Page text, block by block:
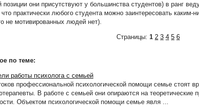
позиции они присутствуют у большинства студентов) в ранг
что практически любого студента можно заинтересовать
не мотивированных людей нет).
Страницы: 1 2 3 4 5 6
по теме:
работы психолога с семьей
профессиональной психологической помощи семье стоят
В работе с семьей они опираются на теоретические
Объектом психологической помощи семье явля ...